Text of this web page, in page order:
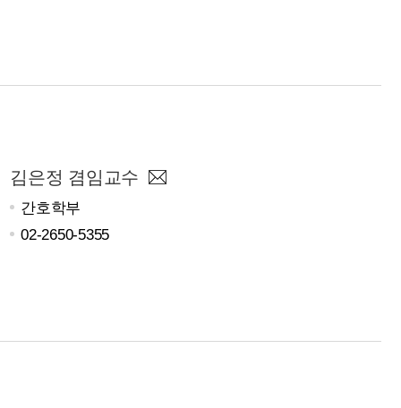
김은정 겸임교수
간호학부
02-2650-5355